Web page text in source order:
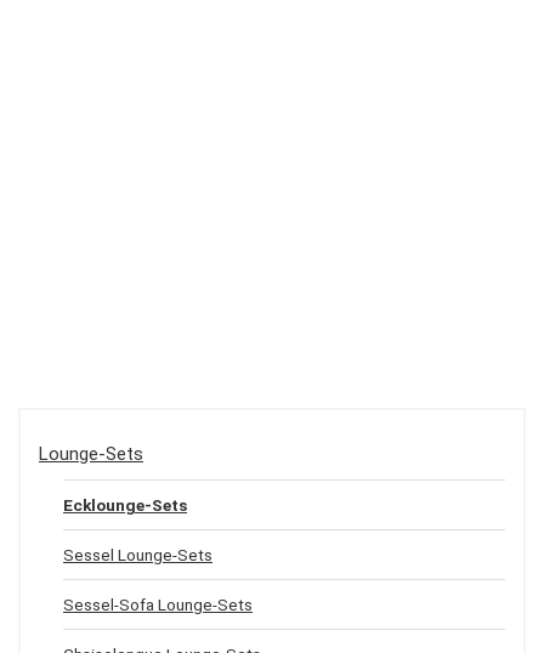
Lounge-Sets
Ecklounge-Sets
Sessel Lounge-Sets
Sessel-Sofa Lounge-Sets